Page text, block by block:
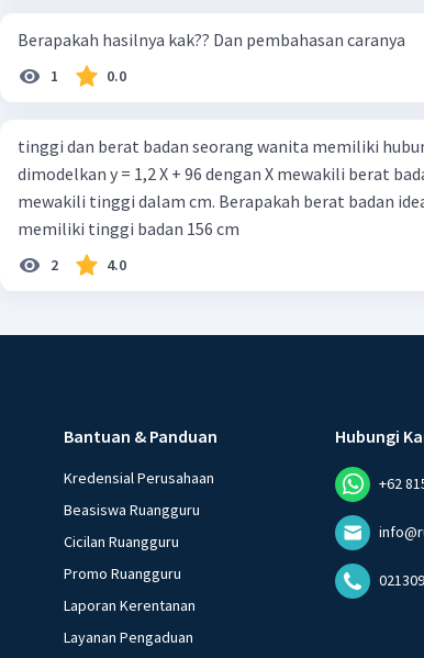
Berapakah hasilnya kak?? Dan pembahasan caranya
1 0.0
tinggi dan berat badan seorang wanita memiliki
dimodelkan y = 1,2 X + 96 dengan X mewakili berat
mewakili tinggi dalam cm. Berapakah berat badan
memiliki tinggi badan 156 cm
2 4.0
Bantuan & Panduan
Kredensial Perusahaan
Beasiswa Ruangguru
Cicilan Ruangguru
Promo Ruangguru
Laporan Kerentanan
Layanan Pengaduan
Hubungi
+62